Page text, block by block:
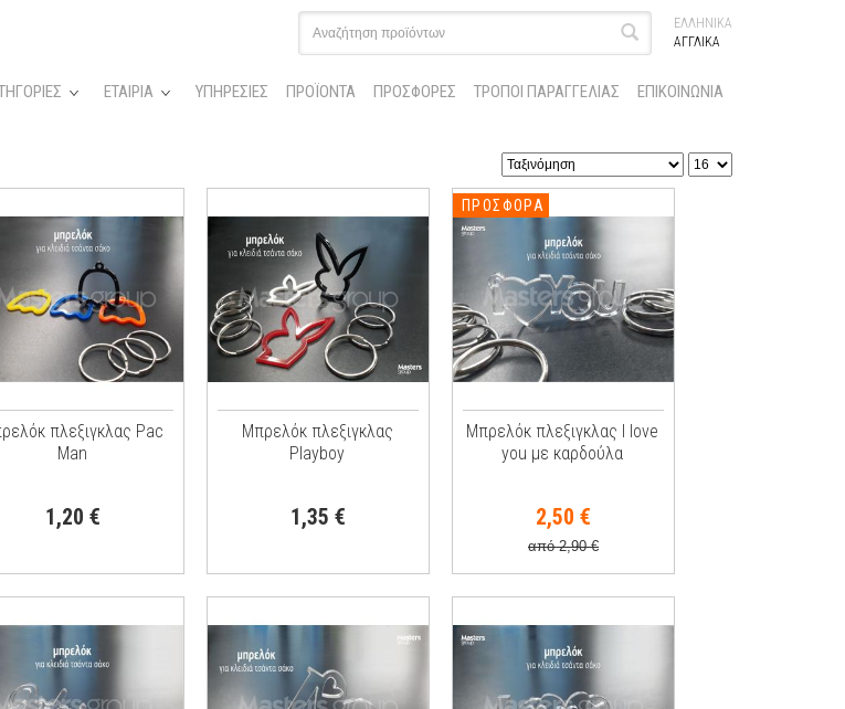
ΕΛΛΗΝΙΚΑ
ΑΓΓΛΙΚΑ
ΕΤΑΙΡΙΑ ΥΠΗΡΕΣΙΕΣ ΠΡΟΪΟΝΤΑ ΠΡΟΣΦΟΡΕΣ ΤΡΟΠΟΙ ΠΑΡΑΓΓΕΛΙΑΣ ΕΠΙΚΟΙΝΩΝΙΑ
πλεξιγκλας Pac
Man
1,20 €
Μπρελόκ πλεξιγκλας
Playboy
1,35 €
ΠΡΟΣΦΟΡΑ
Μπρελόκ πλεξιγκλας I Iove
you με καρδούλα
2,50 €
από 2,90 €